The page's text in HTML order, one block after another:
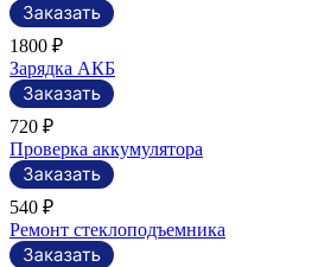
1800 ₽
Зарядка АКБ
720 ₽
Проверка аккумулятора
540 ₽
Ремонт стеклоподъемника